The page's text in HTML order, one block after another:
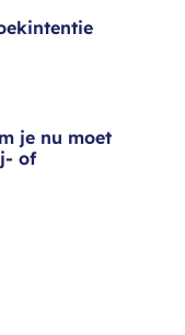
je nu moet
of